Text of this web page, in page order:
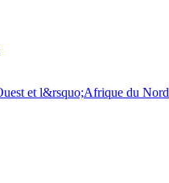
et l&rsquo;Afrique du Nord